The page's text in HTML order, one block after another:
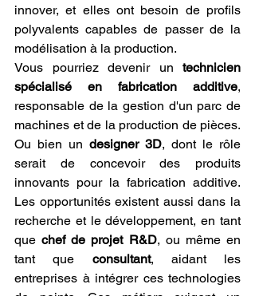
innover, et elles ont besoin de profils
polyvalents capables de passer de la
modélisation à la production.
Vous pourriez devenir un technicien
spécialisé en fabrication additive,
responsable de la gestion d'un parc de
machines et de la production de pièces.
Ou bien un designer 3D, dont le rôle
serait de concevoir des produits
innovants pour la fabrication additive.
Les opportunités existent aussi dans la
recherche et le développement, en tant
que chef de projet R&D, ou même en
tant que consultant, aidant les
entreprises à intégrer ces technologies